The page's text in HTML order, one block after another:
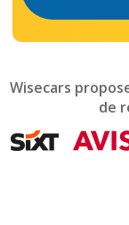
mark
get
the
Wisecars
de